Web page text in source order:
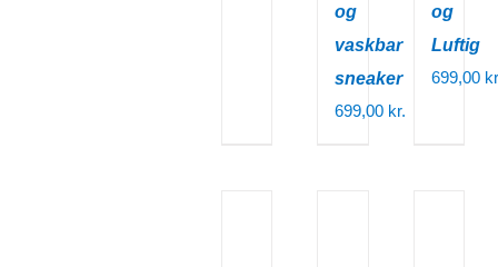
og
vaskbar
sneaker
699,00 kr.
og
Luftig
699,00